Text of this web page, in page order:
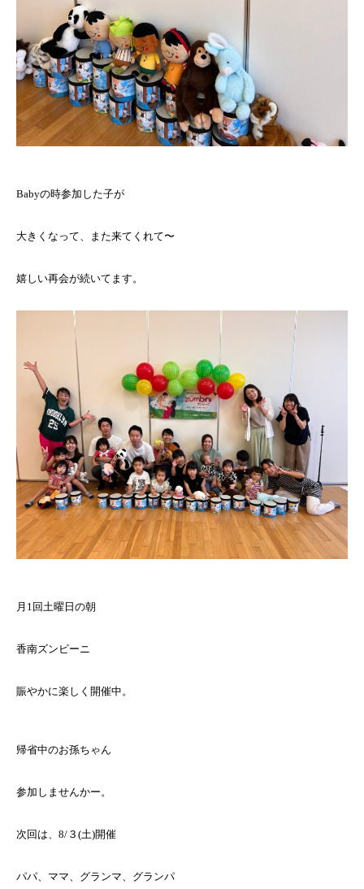
Babyの時参加した子が
大きくなって、また来てくれて〜
嬉しい再会が続いてます。
月1回土曜日の朝
香南ズンビーニ
賑やかに楽しく開催中。
帰省中のお孫ちゃん
参加しませんかー。
次回は、8/３(土)開催
パパ、ママ、グランマ、グランパ